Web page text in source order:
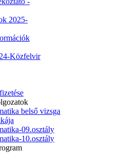
2025-
Közfelvir
belső vizsga
09.osztály
10.osztály